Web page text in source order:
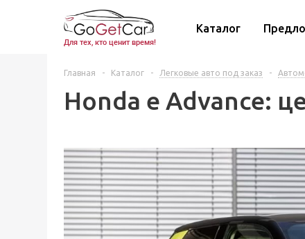
Для тех, кто ценит время!
Каталог
Главная - Каталог - Легковые авто под заказ -
Honda e Advance: